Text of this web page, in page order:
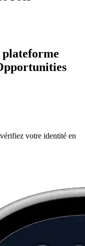
votre identité en